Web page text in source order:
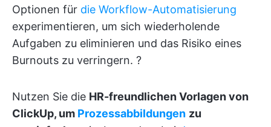
Optionen für die Workflow-Automatisierung
experimentieren, um sich wiederholende
Aufgaben zu eliminieren und das Risiko eines
Burnouts zu verringern. ?
Nutzen Sie die HR-freundlichen Vorlagen von
ClickUp, um Prozessabbildungen zu